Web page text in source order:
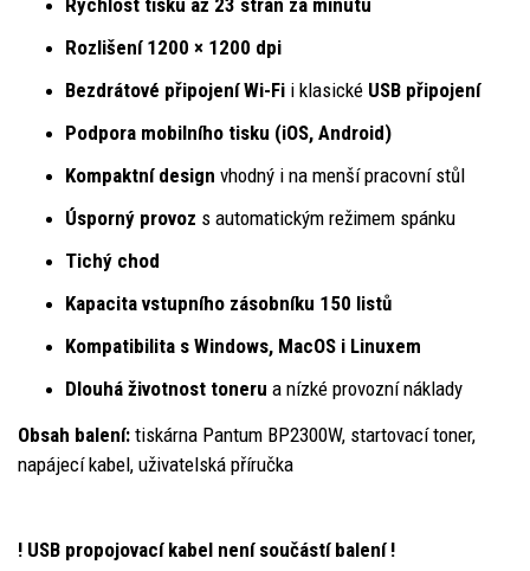
Rozlišení 1200 × 1200 dpi
Bezdrátové připojení Wi-Fi i klasické USB připojení
Podpora mobilního tisku (iOS, Android)
Kompaktní design vhodný i na menší pracovní stůl
Úsporný provoz s automatickým režimem spánku
Tichý chod
Kapacita vstupního zásobníku 150 listů
Kompatibilita s Windows, MacOS i Linuxem
Dlouhá životnost toneru a nízké provozní náklady
Obsah balení: tiskárna Pantum BP2300W, startovací toner,
napájecí kabel, uživatelská příručka
! USB propojovací kabel není součástí balení !